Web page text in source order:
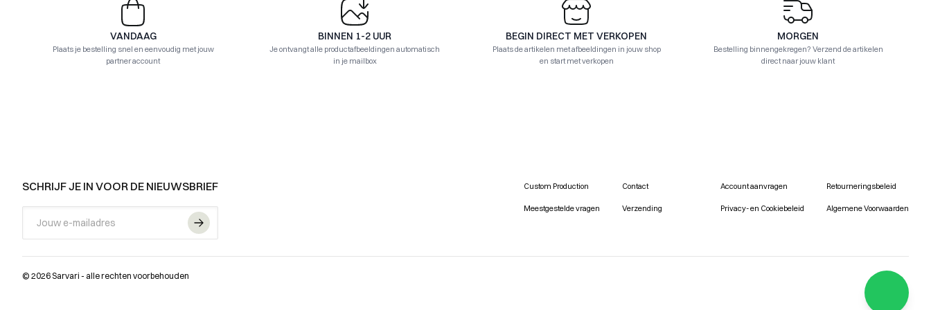
VANDAAG
Plaats je bestelling snel en eenvoudig met jouw
partner account
BINNEN 1-2 UUR
Je ontvangt alle productafbeeldingen automatisch
in je mailbox
BEGIN DIRECT MET VERKOPEN
Plaats de artikelen met afbeeldingen in jouw shop
en start met verkopen
MORGEN
Bestelling binnengekregen? Verzend de artikelen
direct naar jouw klant
SCHRIJF JE IN VOOR DE NIEUWSBRIEF Custom Production
Meestgestelde vragen
Contact
Verzending
Account aanvragen
Privacy- en Cookiebeleid
Retourneringsbeleid
Algemene Voorwaarden
© 2026 Sarvari - alle rechten voorbehouden